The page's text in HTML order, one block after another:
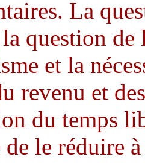
La
question de
et la
revenu et
du temps
le réduire